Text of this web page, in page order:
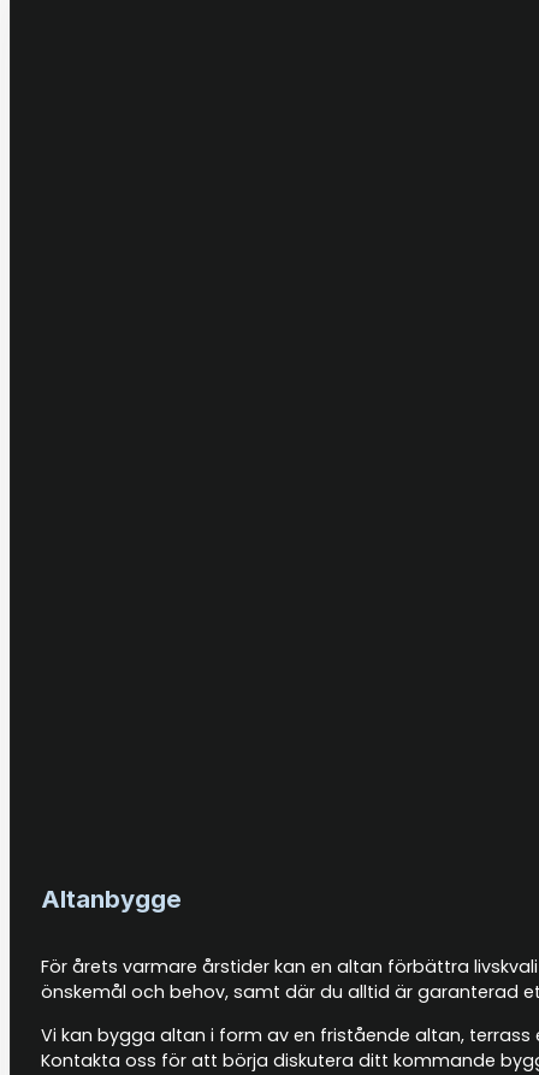
Altanbygge
För årets varmare årstider kan en altan förbättra
önskemål och behov, samt där du alltid är garanterad
Vi kan bygga altan i form av en fristående altan,
Kontakta oss för att börja diskutera ditt kommande